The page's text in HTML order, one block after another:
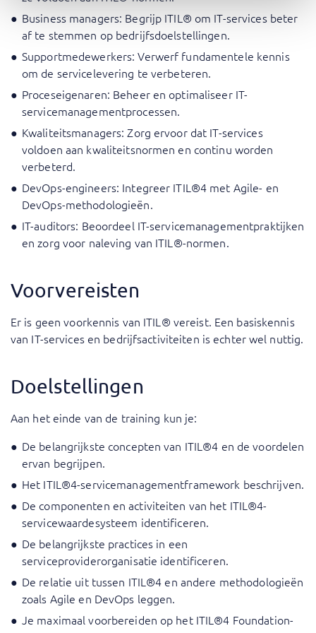
Business managers: Begrijp ITIL® om IT-services beter
af te stemmen op bedrijfsdoelstellingen.
Supportmedewerkers: Verwerf fundamentele kennis
om de servicelevering te verbeteren.
Proceseigenaren: Beheer en optimaliseer IT-
servicemanagementprocessen.
Kwaliteitsmanagers: Zorg ervoor dat IT-services
voldoen aan kwaliteitsnormen en continu worden
verbeterd.
DevOps-engineers: Integreer ITIL®4 met Agile- en
DevOps-methodologieën.
IT-auditors: Beoordeel IT-servicemanagementpraktijken
en zorg voor naleving van ITIL®-normen.
Voorvereisten
Er is geen voorkennis van ITIL® vereist. Een basiskennis
van IT-services en bedrijfsactiviteiten is echter wel nuttig.
Doelstellingen
Aan het einde van de training kun je:
De belangrijkste concepten van ITIL®4 en de voordelen
ervan begrijpen.
Het ITIL®4-servicemanagementframework beschrijven.
De componenten en activiteiten van het ITIL®4-
servicewaardesysteem identificeren.
De belangrijkste practices in een
serviceproviderorganisatie identificeren.
De relatie uit tussen ITIL®4 en andere methodologieën
zoals Agile en DevOps leggen.
Je maximaal voorbereiden op het ITIL®4 Foundation-